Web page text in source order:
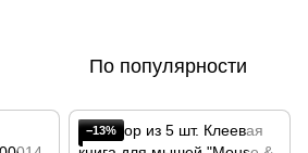
По популярности
−13%